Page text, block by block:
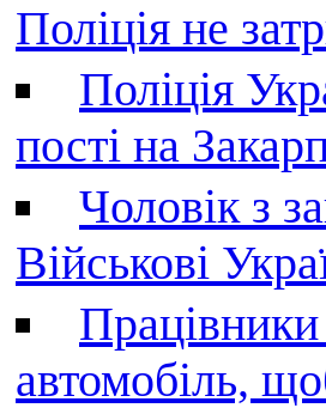
Поліція не
Поліція
пості на
Чоловік з
Військові
Працівники
автомобіль,